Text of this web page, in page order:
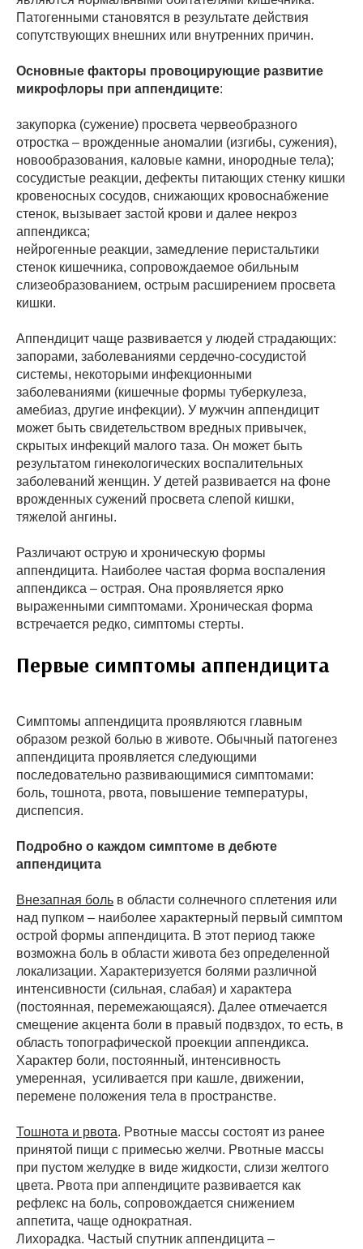
Патогенными становятся в результате действия
сопутствующих внешних или внутренних причин.
Основные факторы провоцирующие развитие
микрофлоры при аппендиците:
закупорка (сужение) просвета червеобразного
отростка – врожденные аномалии (изгибы, сужения),
новообразования, каловые камни, инородные тела);
сосудистые реакции, дефекты питающих стенку кишки
кровеносных сосудов, снижающих кровоснабжение
стенок, вызывает застой крови и далее некроз
аппендикса;
нейрогенные реакции, замедление перистальтики
стенок кишечника, сопровождаемое обильным
слизеобразованием, острым расширением просвета
кишки.
Аппендицит чаще развивается у людей страдающих:
запорами, заболеваниями сердечно-сосудистой
системы, некоторыми инфекционными
заболеваниями (кишечные формы туберкулеза,
амебиаз, другие инфекции). У мужчин аппендицит
может быть свидетельством вредных привычек,
скрытых инфекций малого таза. Он может быть
результатом гинекологических воспалительных
заболеваний женщин. У детей развивается на фоне
врожденных сужений просвета слепой кишки,
тяжелой ангины.
Различают острую и хроническую формы
аппендицита. Наиболее частая форма воспаления
аппендикса – острая. Она проявляется ярко
выраженными симптомами. Хроническая форма
встречается редко, симптомы стерты.
Первые симптомы аппендицита
Симптомы аппендицита проявляются главным
образом резкой болью в животе. Обычный патогенез
аппендицита проявляется следующими
последовательно развивающимися симптомами:
боль, тошнота, рвота, повышение температуры,
диспепсия.
Подробно о каждом симптоме в дебюте
аппендицита
Внезапная боль в области солнечного сплетения или
над пупком – наиболее характерный первый симптом
острой формы аппендицита. В этот период также
возможна боль в области живота без определенной
локализации. Характеризуется болями различной
интенсивности (сильная, слабая) и характера
(постоянная, перемежающаяся). Далее отмечается
смещение акцента боли в правый подвздох, то есть, в
область топографической проекции аппендикса.
Характер боли, постоянный, интенсивность
умеренная, усиливается при кашле, движении,
перемене положения тела в пространстве.
Тошнота и рвота. Рвотные массы состоят из ранее
принятой пищи с примесью желчи. Рвотные массы
при пустом желудке в виде жидкости, слизи желтого
цвета. Рвота при аппендиците развивается как
рефлекс на боль, сопровождается снижением
аппетита, чаще однократная.
Лихорадка. Частый спутник аппендицита –